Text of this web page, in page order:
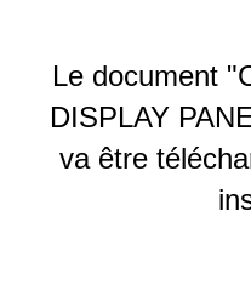
Le document
DISPLAY
va être